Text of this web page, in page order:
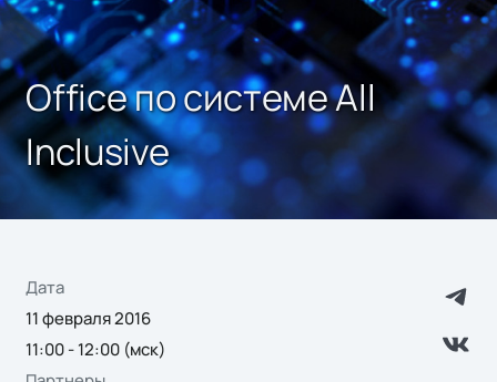
Office по системе All
Inclusive
Дата
11 февраля 2016
11:00 - 12:00 (мск)